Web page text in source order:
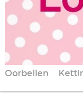
Oorbellen